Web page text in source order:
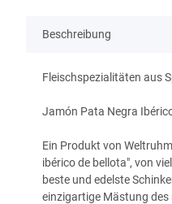
Beschreibung
Fleischspezialitäten aus
Jamón Pata Negra
Ein Produkt von
ibérico de bellota", von
beste und edelste
einzigartige Mästung